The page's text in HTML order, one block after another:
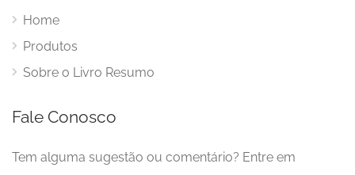
Home
Produtos
Sobre o Livro Resumo
Fale Conosco
Tem alguma sugestão ou comentário? Entre em